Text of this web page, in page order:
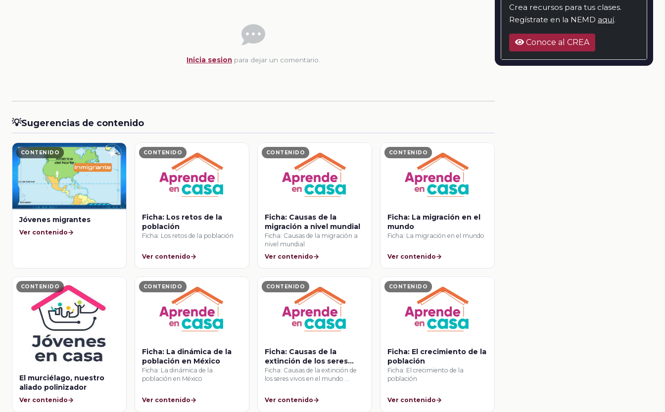
Inicia sesion para dejar un comentario.
💡Sugerencias de contenido
CONTENIDO
Jóvenes migrantes
Ver contenido
CONTENIDO
Ficha: Los retos de la
población
Ficha: Los retos de la población
Ver contenido
CONTENIDO
Ficha: Causas de la
migración a nivel mundial
Ficha: Causas de la migración a
nivel mundial
Ver contenido
CONTENIDO
Ficha: La migración en el
mundo
Ficha: La migración en el mundo
Ver contenido
CONTENIDO
El murciélago, nuestro
aliado polinizador
Ver contenido
CONTENIDO
Ficha: La dinámica de la
población en México
Ficha: La dinámica de la
población en México
Ver contenido
CONTENIDO
Ficha: Causas de la
extinción de los seres
vivos en el mundo actual
Ficha: Causas de la extinción de
los seres vivos en el mundo …
Ver contenido
CONTENIDO
Ficha: El crecimiento de la
población
Ficha: El crecimiento de la
población
Ver contenido
Crea recursos para tus clases.
Regístrate en la NEMD aquí.
Conoce al CREA